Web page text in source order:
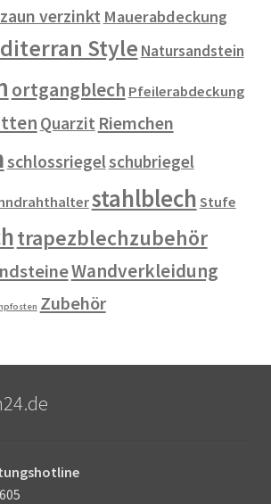
verzinkt Mauerabdeckung
Style Natursandstein
ortgangblech Pfeilerabdeckung
Quarzit Riemchen
schlossriegelschubriegel
stahlblechStufe
trapezblechzubehör
Wandverkleidung
Zubehör